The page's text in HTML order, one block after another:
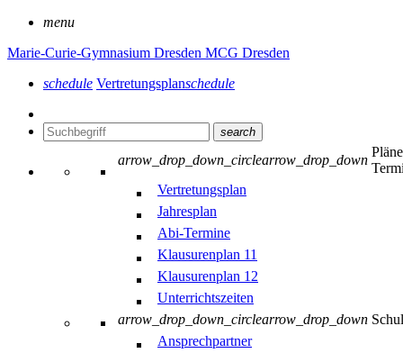
menu
Marie-Curie-Gymnasium Dresden MCG Dresden
schedule Vertretungsplanschedule
search
arrow_drop_down_circlearrow_drop_down
Vertretungsplan
Jahresplan
Abi-Termine
Klausurenplan 11
Klausurenplan 12
Unterrichtszeiten
arrow_drop_down_circlearrow_drop_down
Ansprechpartner